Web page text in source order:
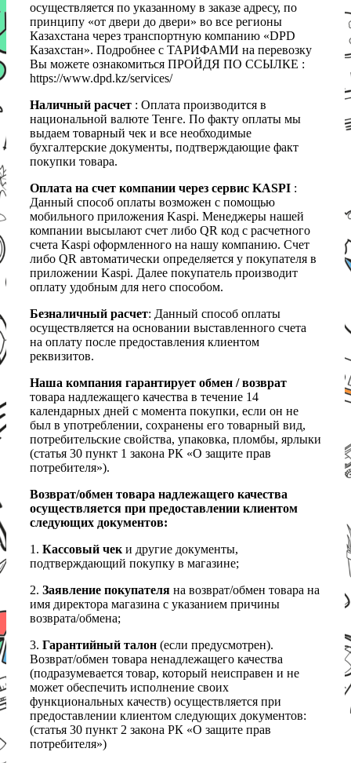
осуществляется по указанному в заказе адресу, по
принципу «от двери до двери» во все регионы
Казахстана через транспортную компанию «DPD
Казахстан». Подробнее с ТАРИФАМИ на перевозку
Вы можете ознакомиться ПРОЙДЯ ПО ССЫЛКЕ :
https://www.dpd.kz/services/
Наличный расчет : Оплата производится в
национальной валюте Тенге. По факту оплаты мы
выдаем товарный чек и все необходимые
бухгалтерские документы, подтверждающие факт
покупки товара.
Оплата на счет компании через сервис KASPI :
Данный способ оплаты возможен с помощью
мобильного приложения Kaspi. Менеджеры нашей
компании высылают счет либо QR код с расчетного
счета Kaspi оформленного на нашу компанию. Счет
либо QR автоматически определяется у покупателя в
приложении Kaspi. Далее покупатель производит
оплату удобным для него способом.
Безналичный расчет: Данный способ оплаты
осуществляется на основании выставленного счета
на оплату после предоставления клиентом
реквизитов.
Наша компания гарантирует обмен / возврат
товара надлежащего качества в течение 14
календарных дней с момента покупки, если он не
был в употреблении, сохранены его товарный вид,
потребительские свойства, упаковка, пломбы, ярлыки
(статья 30 пункт 1 закона РК «О защите прав
потребителя»).
Возврат/обмен товара надлежащего качества
осуществляется при предоставлении клиентом
следующих документов:
1. Кассовый чек и другие документы,
подтверждающий покупку в магазине;
2. Заявление покупателя на возврат/обмен товара на
имя директора магазина с указанием причины
возврата/обмена;
3. Гарантийный талон (если предусмотрен).
Возврат/обмен товара ненадлежащего качества
(подразумевается товар, который неисправен и не
может обеспечить исполнение своих
функциональных качеств) осуществляется при
предоставлении клиентом следующих документов:
(статья 30 пункт 2 закона РК «О защите прав
потребителя»)